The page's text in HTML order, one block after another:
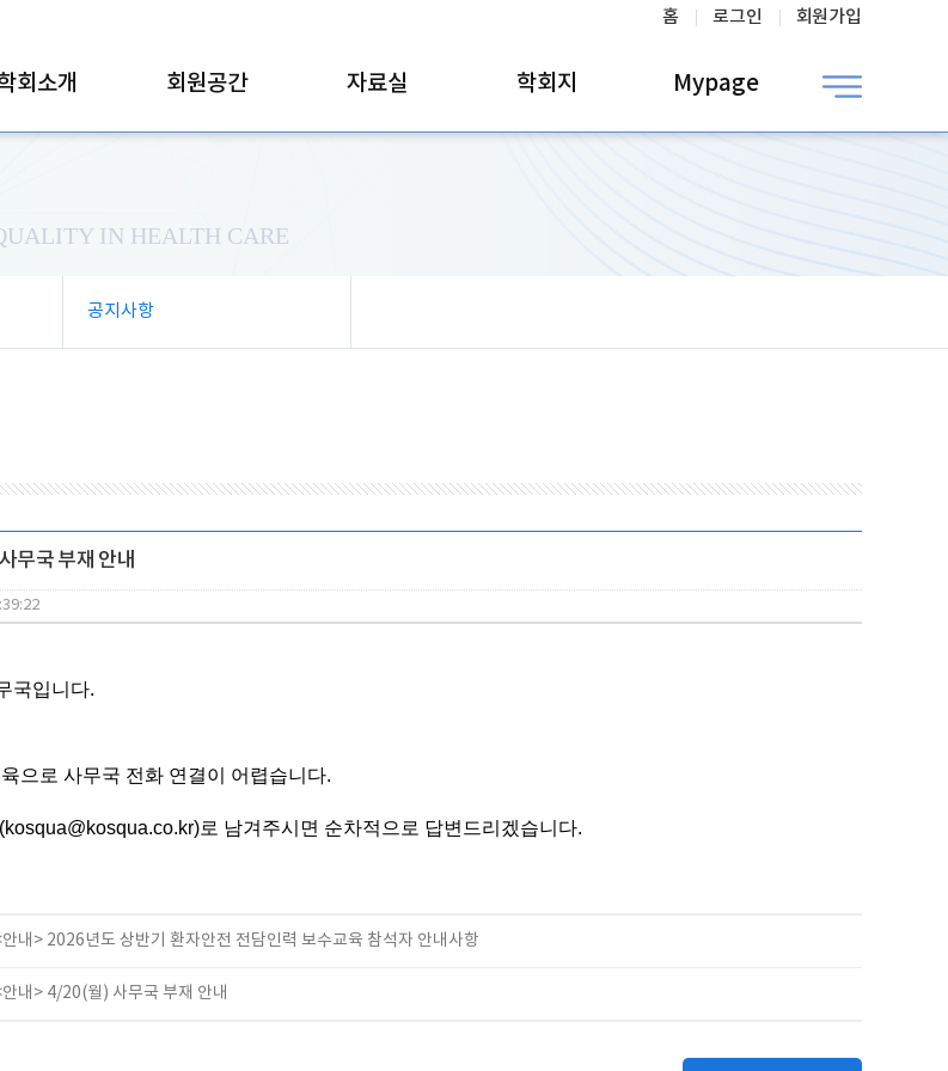
홈 로그인 회원가입
회소개 회원공간 자료실 학회지 Mypage
IN HEALTH CARE
공지사항
무국 부재 안내
국입니다.
으로 사무국 전화 연결이 어렵습니다.
로 남겨주시면 순차적으로 답변드리겠습니다.
안내> 2026년도 상반기 환자안전 전담인력 보수교육 참석자 안내사항
안내> 4/20(월) 사무국 부재 안내